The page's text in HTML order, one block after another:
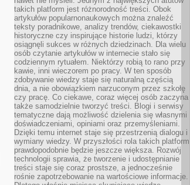
takich platform jest różnorodność treści. Obok
artykułów popularnonaukowych można znaleźć
teksty poradnikowe, analizy trendów, ciekawostki
historyczne czy inspirujące historie ludzi, którzy
osiągnęli sukces w różnych dziedzinach. Dla wielu
osób czytanie artykułów w internecie stało się
codziennym rytuałem. Niektórzy robią to rano przy
kawie, inni wieczorem po pracy. W ten sposób
zdobywanie wiedzy staje się naturalną częścią
dnia, a nie obowiązkiem narzuconym przez szkołę
czy pracę. Co ciekawe, coraz więcej osób zaczyna
także samodzielnie tworzyć treści. Blogi i serwisy
tematyczne dają możliwość dzielenia się własnymi
doświadczeniami, opiniami oraz przemyśleniami.
Dzięki temu internet staje się przestrzenią dialogu i
wymiany wiedzy. W przyszłości rola takich platform
prawdopodobnie będzie jeszcze większa. Rozwój
technologii sprawia, że tworzenie i udostępnianie
treści staje się coraz prostsze, a jednocześnie
rośnie zapotrzebowanie na wartościowe informacje.